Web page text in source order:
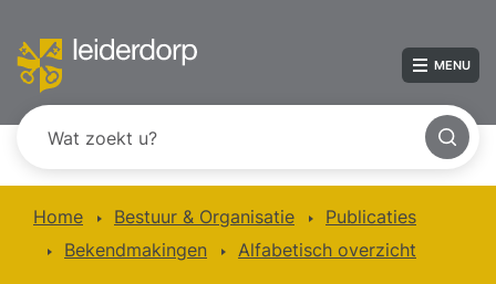
MENU
Home Bestuur & Organisatie
Publicaties
Bekendmakingen
Alfabetisch overzicht